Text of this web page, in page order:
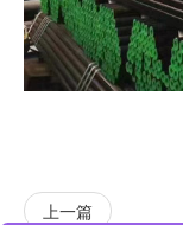
上一篇